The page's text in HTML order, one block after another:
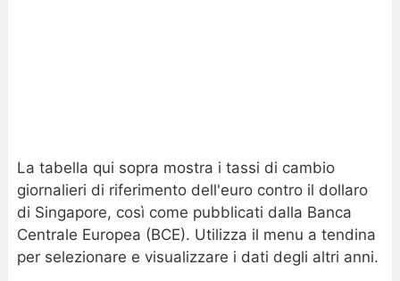
La tabella qui sopra mostra i tassi di cambio
giornalieri di riferimento dell'euro contro il dollaro
di Singapore, così come pubblicati dalla Banca
Centrale Europea (BCE). Utilizza il menu a tendina
per selezionare e visualizzare i dati degli altri anni.